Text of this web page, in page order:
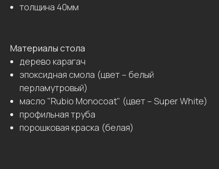
толщина 40мм
Материалы стола
дерево карагач
эпоксидная смола (цвет – белый
перламутровый)
масло "Rubio Monocoat" (цвет – Super White)
профильная труба
порошковая краска (белая)